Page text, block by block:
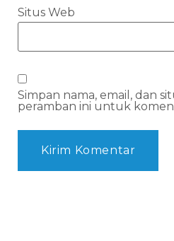
Situs Web
Simpan nama, email, dan
peramban ini untuk